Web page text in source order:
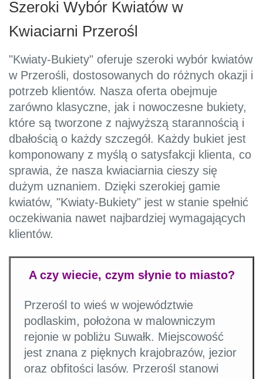
Szeroki Wybór Kwiatów w
Kwiaciarni Przerośl
"Kwiaty-Bukiety" oferuje szeroki wybór kwiatów
w Przerośli, dostosowanych do różnych okazji i
potrzeb klientów. Nasza oferta obejmuje
zarówno klasyczne, jak i nowoczesne bukiety,
które są tworzone z najwyższą starannością i
dbałością o każdy szczegół. Każdy bukiet jest
komponowany z myślą o satysfakcji klienta, co
sprawia, że nasza kwiaciarnia cieszy się
dużym uznaniem. Dzięki szerokiej gamie
kwiatów, "Kwiaty-Bukiety" jest w stanie spełnić
oczekiwania nawet najbardziej wymagających
klientów.
A czy wiecie, czym słynie to miasto?
Przerośl to wieś w województwie
podlaskim, położona w malowniczym
rejonie w pobliżu Suwałk. Miejscowość
jest znana z pięknych krajobrazów, jezior
oraz obfitości lasów. Przerośl stanowi